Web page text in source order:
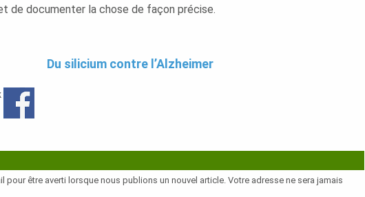
de documenter la chose de façon précise.
Du silicium contre l’Alzheimer
pour être averti lorsque nous publions un nouvel article. Votre adresse ne sera jamais